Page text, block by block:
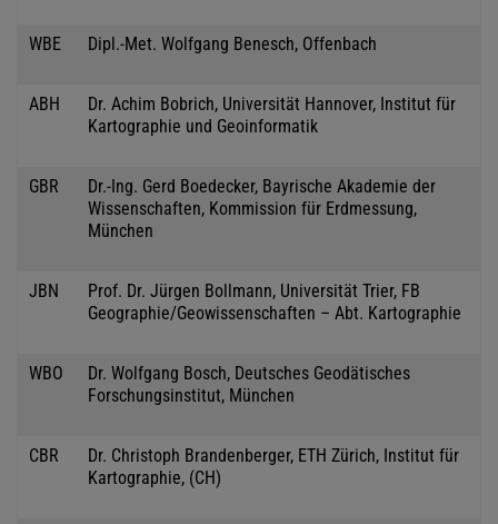
WBE Dipl.-Met. Wolfgang Benesch, Offenbach
ABH
Dr. Achim Bobrich, Universität Hannover, Institut für
Kartographie und Geoinformatik
GBR
Dr.-Ing. Gerd Boedecker, Bayrische Akademie der
Wissenschaften, Kommission für Erdmessung,
München
JBN
Prof. Dr. Jürgen Bollmann, Universität Trier, FB
Geographie/Geowissenschaften – Abt. Kartographie
WBO
Dr. Wolfgang Bosch, Deutsches Geodätisches
Forschungsinstitut, München
CBR
Dr. Christoph Brandenberger, ETH Zürich, Institut für
Kartographie, (CH)